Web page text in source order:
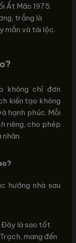
Ất Mão 1975.
trắng là
mắn và tài lộc.
không chỉ đơn
kiến tạo không
hạnh phúc. Mỗi
riêng, cho phép
hướng nhà sau
Đây là sao tốt
mang đến